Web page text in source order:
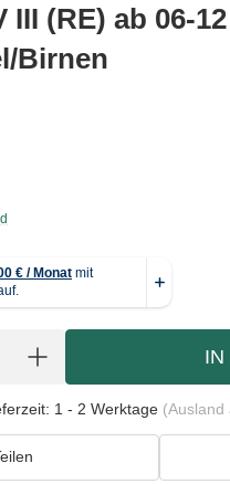
III (RE) ab 06-
Birnen
IN
1 - 2 Werktage (Ausland